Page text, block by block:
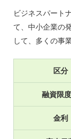
ビジネスパート
て、中小企業の
して、多くの事
区分
融資限
金利